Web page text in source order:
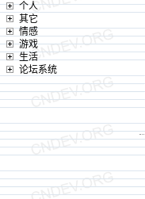
个人
其它
情感
游戏
生活
论坛系统